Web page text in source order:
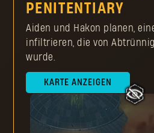
PENITENTIARY
Aiden und Hakon planen,
infiltrieren, die von
wurde.
KARTE ANZEIGEN